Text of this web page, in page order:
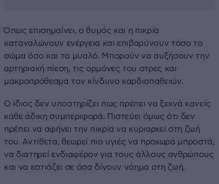
Όπως επισημαίνει, ο θυμός και η πικρία
καταναλώνουν ενέργεια και επιβαρύνουν τόσο το
σώμα όσο και το μυαλό. Μπορούν να αυξήσουν την
αρτηριακή πίεση, τις ορμόνες του στρες και
μακροπρόθεσμα τον κίνδυνο καρδιοπαθειών.
Ο ίδιος δεν υποστηρίζει πως πρέπει να ξεχνά κανείς
κάθε άδικη συμπεριφορά. Πιστεύει όμως ότι δεν
πρέπει να αφήνει την πικρία να κυριαρχεί στη ζωή
του. Αντίθετα, θεωρεί πιο υγιές να προχωρά μπροστά,
να διατηρεί ενδιαφέρον για τους άλλους ανθρώπους
και να εστιάζει σε όσα δίνουν νόημα στη ζωή.